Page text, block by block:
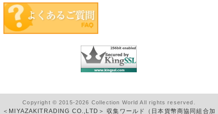
Copyright © 2015-2026 Collection World All rights reserved.
＜MIYAZAKITRADING CO.,LTD＞ 収集ワールド（日本貨幣商協同組合加